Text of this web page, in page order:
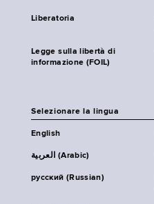
Liberatoria
Legge sulla libertà di
informazione (FOIL)
Selezionare la lingua
English
العربية (Arabic)
русский (Russian)